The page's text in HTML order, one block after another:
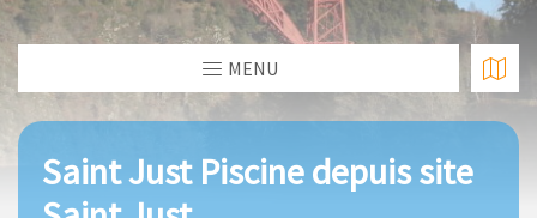
MENU
Saint Just Piscine depuis site